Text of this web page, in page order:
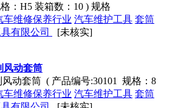
：H5 装箱数：10 ) 规格
车维修保养行业 汽车维护工具 套筒
有限公司 [未核实]
风动套筒
风动套筒 ( 产品编号:30101 规格：8
车维修保养行业 汽车维护工具 套筒